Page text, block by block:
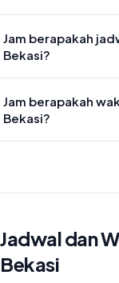
Jam berapakah
Bekasi?
Jam berapakah
Bekasi?
Jadwal dan
Bekasi